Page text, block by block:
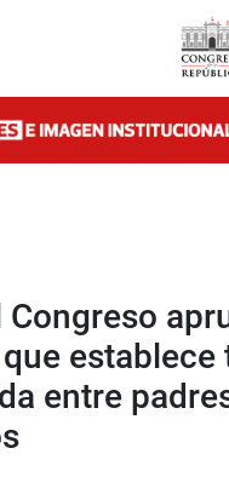
Congreso
establece
entre